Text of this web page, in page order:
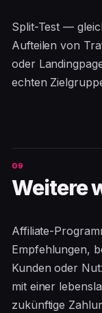
Split-Test —
Aufteilen von
oder
echten
Weitere
Affiliate-
Empfehlungen,
Kunden oder
mit einer
zukünftige